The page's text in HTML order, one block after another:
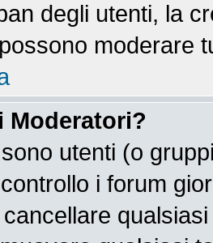
degli utenti, la
moderare
Moderatori?
utenti (o
i forum